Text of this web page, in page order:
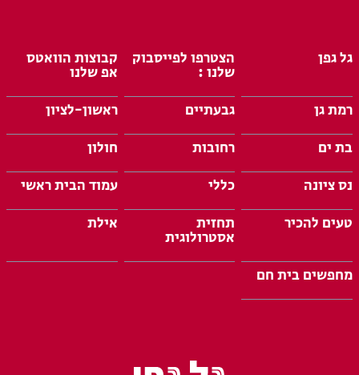
גל גפן הצטרפו לפייסבוק
שלנו :
קבוצות הוואטס
אפ שלנו
רמת גן
גבעתיים
ראשון-לציון
בת ים
רחובות
חולון
נס ציונה
כללי
עמוד הבית ראשי
טעים להכיר
תחזית
אסטרולוגית
אילת
מחפשים בית חם